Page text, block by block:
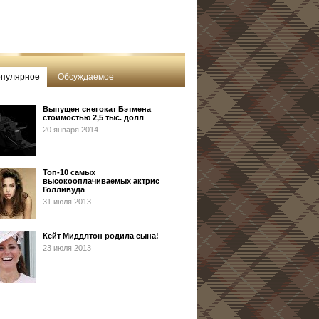
Обсуждаемое
Выпущен снегокат Бэтмена
стоимостью 2,5 тыс. долл
20 января 2014
Топ-10 самых
высокооплачиваемых актрис
Голливуда
31 июля 2013
Кейт Миддлтон родила сына!
23 июля 2013